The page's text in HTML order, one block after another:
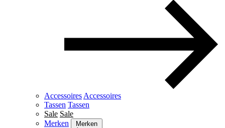
Accessoires Accessoires
Tassen Tassen
Sale Sale
Merken
Merken